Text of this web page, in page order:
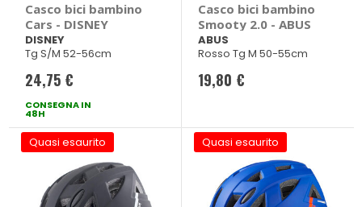
Casco bici bambino
Cars - DISNEY
DISNEY
Tg S/M 52-56cm
24,75 €
CONSEGNA IN
48H
Casco bici bambino
Smooty 2.0 - ABUS
ABUS
Rosso Tg M 50-55cm
19,80 €
Quasi esaurito Quasi esaurito